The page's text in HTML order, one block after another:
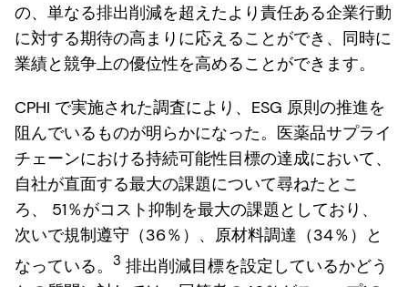
の、単なる排出削減を超えたより責任ある企業行動
に対する期待の高まりに応えることができ、同時に
業績と競争上の優位性を高めることができます。
CPHI で実施された調査により、ESG 原則の推進を
阻んでいるものが明らかになった。医薬品サプライ
チェーンにおける持続可能性目標の達成において、
自社が直面する最大の課題について尋ねたとこ
ろ、 51％がコスト抑制を最大の課題としており、
次いで規制遵守（36％）、原材料調達（34％）と
なっている。 3 排出削減目標を設定しているかどう